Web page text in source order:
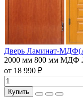
Дверь Ламинат-
2000 мм 800 мм МДФ
от 18 990 ₽
Купить